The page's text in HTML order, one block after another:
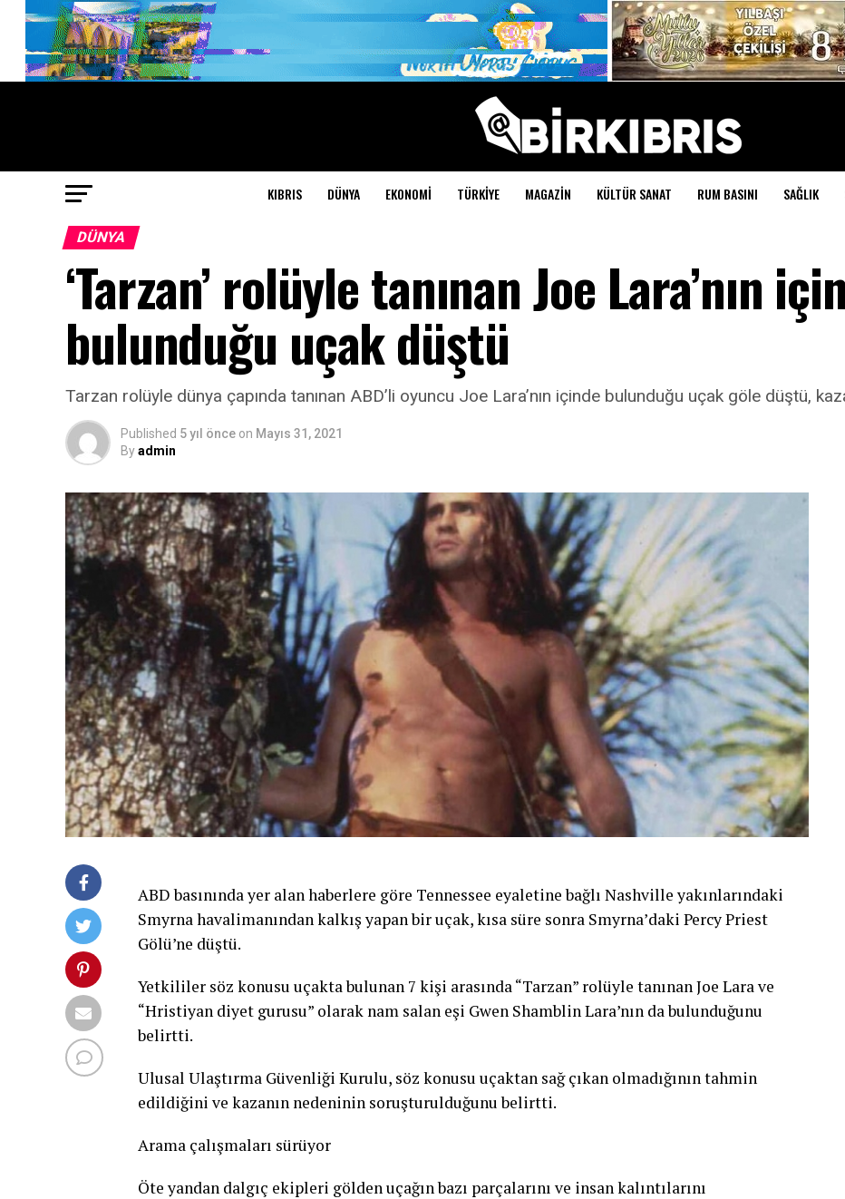
KIBRIS DÜNYA EKONOMI TÜRKIYE MAGAZIN KÜLTÜR SANAT RUM BASINI SAĞLIK
DÜNYA
‘Tarzan’ rolüyle tanınan Joe Lara’nın
bulunduğu uçak düştü
Tarzan rolüyle dünya çapında tanınan ABD’li oyuncu Joe Lara’nın içinde bulunduğu uçak göle düştü,
Published 5 yıl önce on Mayıs 31, 2021
Byadmin
ABD basınında yer alan haberlere göre Tennessee eyaletine bağlı Nashville yakınlarındaki
Smyrna havalimanından kalkış yapan bir uçak, kısa süre sonra Smyrna’daki Percy Priest
Gölü’ne düştü.
Yetkililer söz konusu uçakta bulunan 7 kişi arasında “Tarzan” rolüyle tanınan Joe Lara ve
“Hristiyan diyet gurusu” olarak nam salan eşi Gwen Shamblin Lara’nın da bulunduğunu
belirtti.
Ulusal Ulaştırma Güvenliği Kurulu, söz konusu uçaktan sağ çıkan olmadığının tahmin
edildiğini ve kazanın nedeninin soruşturulduğunu belirtti.
Arama çalışmaları sürüyor
Öte yandan dalgıç ekipleri gölden uçağın bazı parçalarını ve insan kalıntılarını